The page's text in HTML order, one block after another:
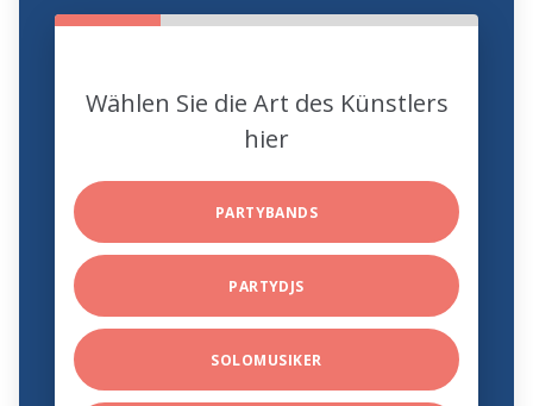
Wählen Sie die Art des Künstlers
hier
PARTYBANDS
PARTYDJS
SOLOMUSIKER